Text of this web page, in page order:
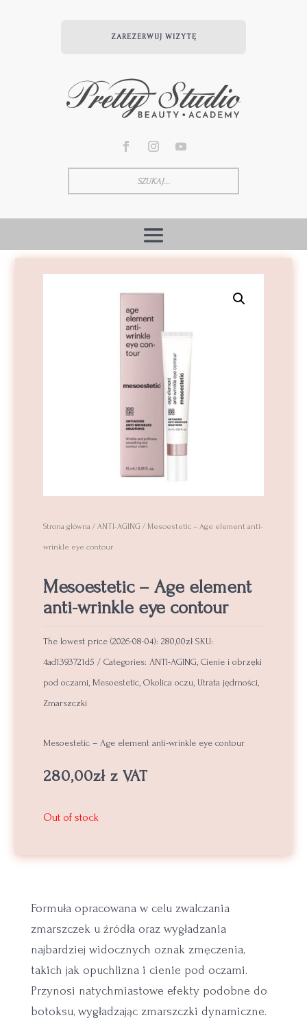
ZAREZERWUJ WIZYTĘ
Strona główna / ANTI-AGING / Mesoestetic – Age element anti-
wrinkle eye contour
Mesoestetic – Age element
anti-wrinkle eye contour
The lowest price (2026-08-04): 280,00zł SKU:
4ad1393721d5
Categories: ANTI-AGING Cienie i obrzęki
pod oczami Mesoestetic, Okolica oczu Utrata jędrności
Zmarszczki
Mesoestetic – Age element anti-wrinkle eye contour
280,00zł z VAT
Out of stock
Formuła opracowana w celu zwalczania
zmarszczek u źródła oraz wygładzania
najbardziej widocznych oznak zmęczenia,
takich jak opuchlizna i cienie pod oczami.
Przynosi natychmiastowe efekty podobne do
botoksu, wygładzając zmarszczki dynamiczne.